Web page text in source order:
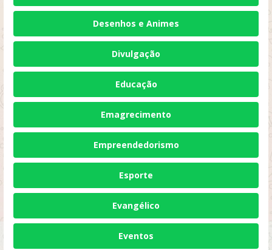
Desenhos e Animes
Divulgação
Educação
Emagrecimento
Empreendedorismo
Esporte
Evangélico
Eventos